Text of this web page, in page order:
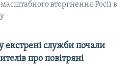
вторгнення Росії в
служби почали
про повітряні